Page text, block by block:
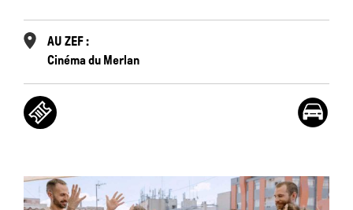
AU ZEF :
Cinéma du Merlan